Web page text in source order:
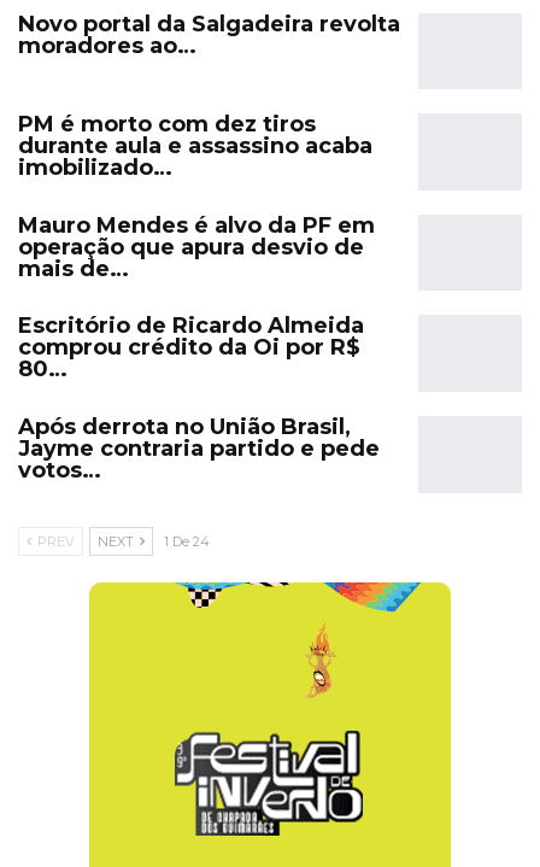
Novo portal da Salgadeira revolta
moradores ao…
PM é morto com dez tiros
durante aula e assassino acaba
imobilizado…
Mauro Mendes é alvo da PF em
operação que apura desvio de
mais de…
Escritório de Ricardo Almeida
comprou crédito da Oi por R$
80…
Após derrota no União Brasil,
Jayme contraria partido e pede
votos…
PREV NEXT 1 De 24